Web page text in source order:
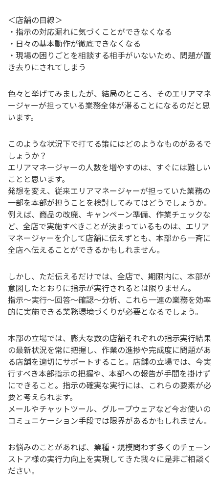
＜店舗の目線＞
・指示の対応漏れに気づくことができなくなる
・日々の基本動作が徹底できなくなる
・現場の困りごとを相談する相手がいないため、問題が置
き去りにされてしまう
色々と挙げてみましたが、結局のところ、そのエリアマネ
ージャーが担っている業務全体が滞ることになるのだと思
います。
このような状況下で打てる策にはどのようなものがあるで
しょうか？
エリアマネージャーの人数を増やすのは、すぐには難しい
ことと思います。
発想を変え、従来エリアマネージャーが担っていた業務の
一部を本部が担うことを検討してみてはどうでしょうか。
例えば、商品の改廃、キャンペーン準備、作業チェックな
ど、全店で実施すべきことが決まっているものは、エリア
マネージャーを介して店舗に伝えずとも、本部から一斉に
全店へ伝えることができるかもしれません。
しかし、ただ伝えるだけでは、全店で、期限内に、本部が
意図したとおりに指示が実行されるとは限りません。
指示～実行～回答～確認～分析、これら一連の業務を効率
的に実施できる業務環境づくりが必要となるでしょう。
本部の立場では、膨大な数の店舗それぞれの指示実行結果
の最新状況を常に把握し、作業の進捗や完成度に問題があ
る店舗を適切にサポートすること。店舗の立場では、今実
行すべき本部指示の把握や、本部への報告が手間を掛けず
にできること。指示の確実な実行には、これらの要素が必
要と考えられます。
メールやチャットツール、グループウェアなど今お使いの
コミュニケーション手段では限界があるかもしれません。
お悩みのことがあれば、業種・規模問わず多くのチェーン
ストア様の実行力向上を実現してきた我々に是非ご相談く
ださい。